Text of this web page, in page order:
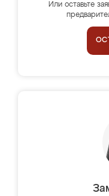
Или оставьте